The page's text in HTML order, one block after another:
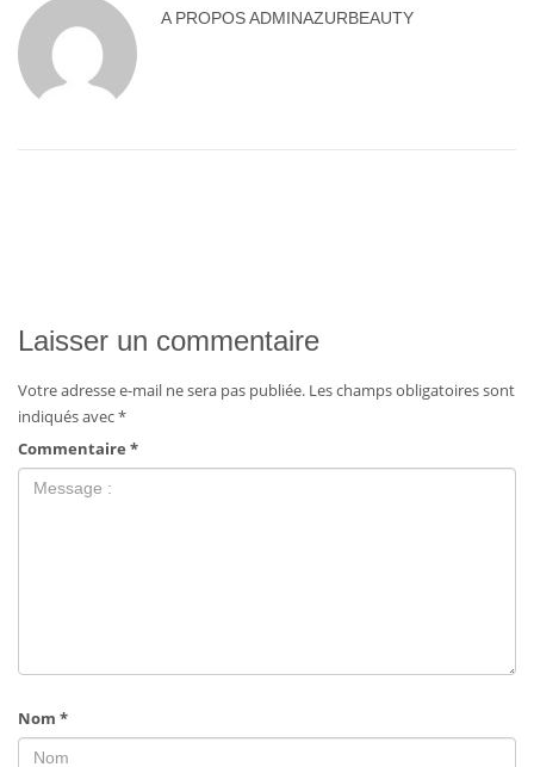
A PROPOSADMINAZURBEAUTY
Laisser un commentaire
Votre adresse e-mail ne sera pas publiée. Les champs obligatoires sont
indiqués avec*
Commentaire *
Nom *